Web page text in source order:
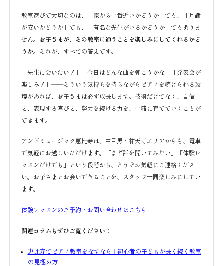
教室選びで大切なのは、「家から一番近いかどうか」でも、「月謝
が安いかどうか」でも、「有名な先生がいるかどうか」でもありま
せん。 お子さまが、その教室に通うことを楽しみにしてくれるかど
うか。それが、すべての答えです。
「先生に会いたい！」「今日はどんな曲を弾こうかな」「発表会が
楽しみ！」——そういう気持ちを持ちながらピアノを続けられる環
境があれば、お子さまは必ず成長します。技術だけでなく、自信
と、表現する喜びと、努力を続ける力を、一緒に育てていくことが
できます。
アンドミュージック恵比寿は、中目黒・祐天寺エリアからも、電車
で気軽にお越しいただけます。「まず話を聞いてみたい」「体験レ
ッスンだけでも」という段階から、どうぞお気軽にご連絡くださ
い。お子さまとお会いできることを、スタッフ一同楽しみにしてい
ます。
体験レッスンのご予約・お問い合わせはこちら
関連コラムもぜひご覧ください：
恵比寿でピアノ教室を探すなら｜初心者の子どもが長く続く教室
の見極め方